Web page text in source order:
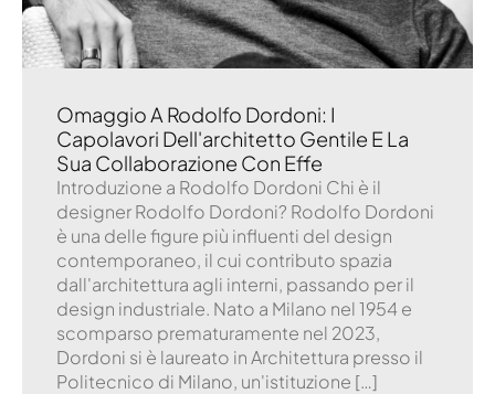
Omaggio A Rodolfo Dordoni: I
Capolavori Dell'architetto Gentile E La
Sua Collaborazione Con Effe
Introduzione a Rodolfo Dordoni Chi è il
designer Rodolfo Dordoni? Rodolfo Dordoni
è una delle figure più influenti del design
contemporaneo, il cui contributo spazia
dall'architettura agli interni, passando per il
design industriale. Nato a Milano nel 1954 e
scomparso prematuramente nel 2023,
Dordoni si è laureato in Architettura presso il
Politecnico di Milano, un'istituzione […]